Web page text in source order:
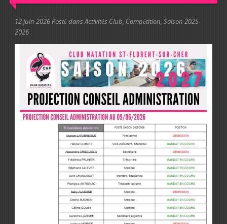
12 juin 2026Posté dansActivités Club, Compétition, Saison 2025-
2026